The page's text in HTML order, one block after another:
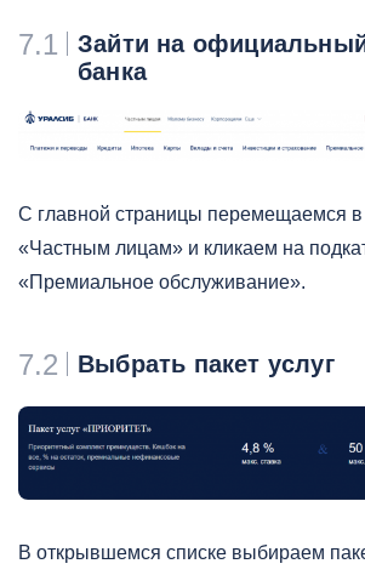
7.1
Зайти на
банка
С главной страницы перемещаемся в
«Частным лицам» и кликаем на
«Премиальное обслуживание».
7.2 Выбрать пакет услуг
В открывшемся списке выбираем